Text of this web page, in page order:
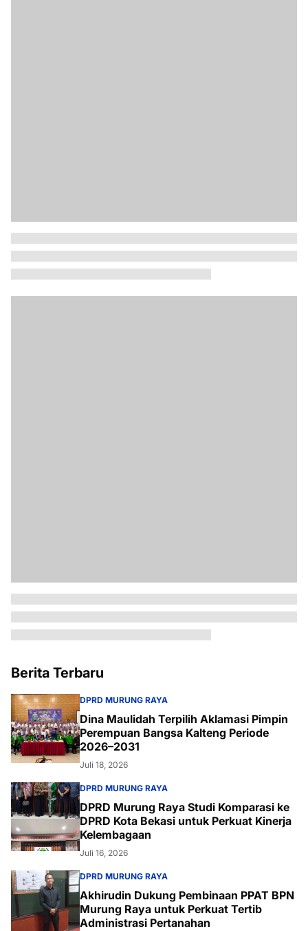
Berita Terbaru
DPRD MURUNG RAYA
Dina Maulidah Terpilih Aklamasi Pimpin
Perempuan Bangsa Kalteng Periode
2026–2031
Juli 18, 2026
DPRD MURUNG RAYA
DPRD Murung Raya Studi Komparasi ke
DPRD Kota Bekasi untuk Perkuat Kinerja
Kelembagaan
Juli 16, 2026
DPRD MURUNG RAYA
Akhirudin Dukung Pembinaan PPAT BPN
Murung Raya untuk Perkuat Tertib
Administrasi Pertanahan